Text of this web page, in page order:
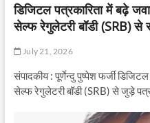
डिजिटल पत्रकारिता में बढ़े
सेल्फ रेगुलेटरी बॉडी (SRB) से
July 21, 2026
संपादकीय : पूर्णेन्दु पुष्पेश फर्जी
सेल्फ रेगुलेटरी बॉडी (SRB) से जुड़े